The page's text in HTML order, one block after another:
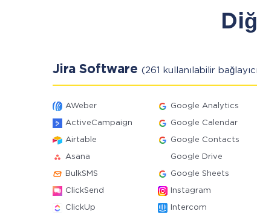
Jira Software (261 kullanılabilir
AWeber Google Analytics
ActiveCampaign Google Calendar
Airtable Google Contacts
Asana Google Drive
BulkSMS Google Sheets
ClickSend Instagram
ClickUp Intercom